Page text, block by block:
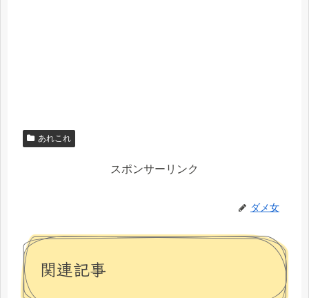
あれこれ
スポンサーリンク
ダメ女
関連記事